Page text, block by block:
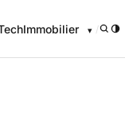
Immobilier /